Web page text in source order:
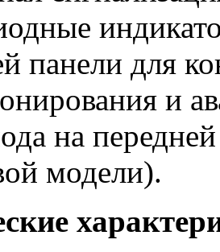
панели для
и
на
модели).